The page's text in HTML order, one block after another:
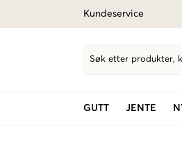
Kundeservice
Søk etter produkter,
GUTT JENTE